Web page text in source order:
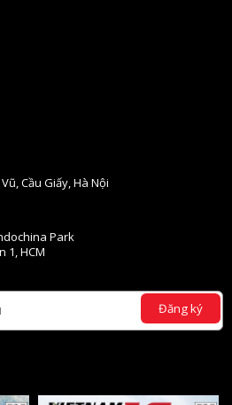
Cầu Giấy, Hà Nội
Park
1, HCM
Đăng ký